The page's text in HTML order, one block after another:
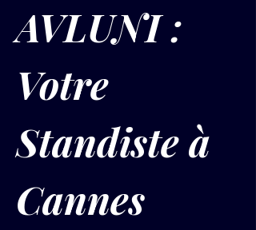
AVLUNI :
Votre
Standiste à
Cannes